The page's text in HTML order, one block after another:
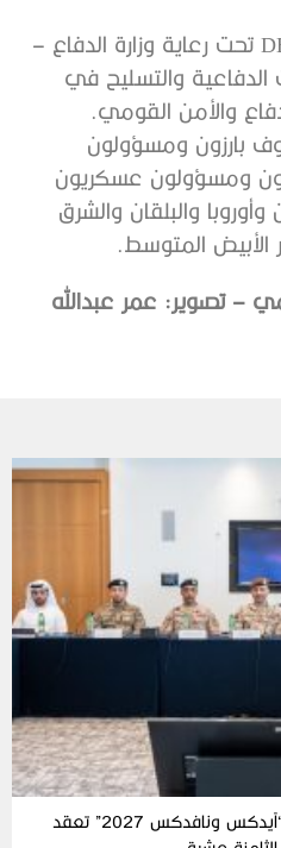
ويقام معرض DEFEA 2023 تحت رعاية وزارة الدفاع –
الدفاعية والتسليح في
والأمن القومي.
بارزون ومسؤولون
ومسؤولون عسكريون
والبلقان والشرق
المتوسط.
– تصوير: عمر عبدالله
اللجنة العليا المنظمة لمعرضي “آيدكس ونافدكس 2027” تعقد